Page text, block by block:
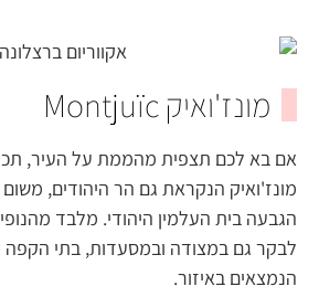
מונז'ואיק Montjuïc
אם בא לכם תצפית מהממת על העיר,
מונז'ואיק הנקראת גם הר היהודים,
הגבעה בית העלמין היהודי. מלבד
לבקר גם במצודה ובמסעדות, בתי הקפה
הנמצאים באיזור.